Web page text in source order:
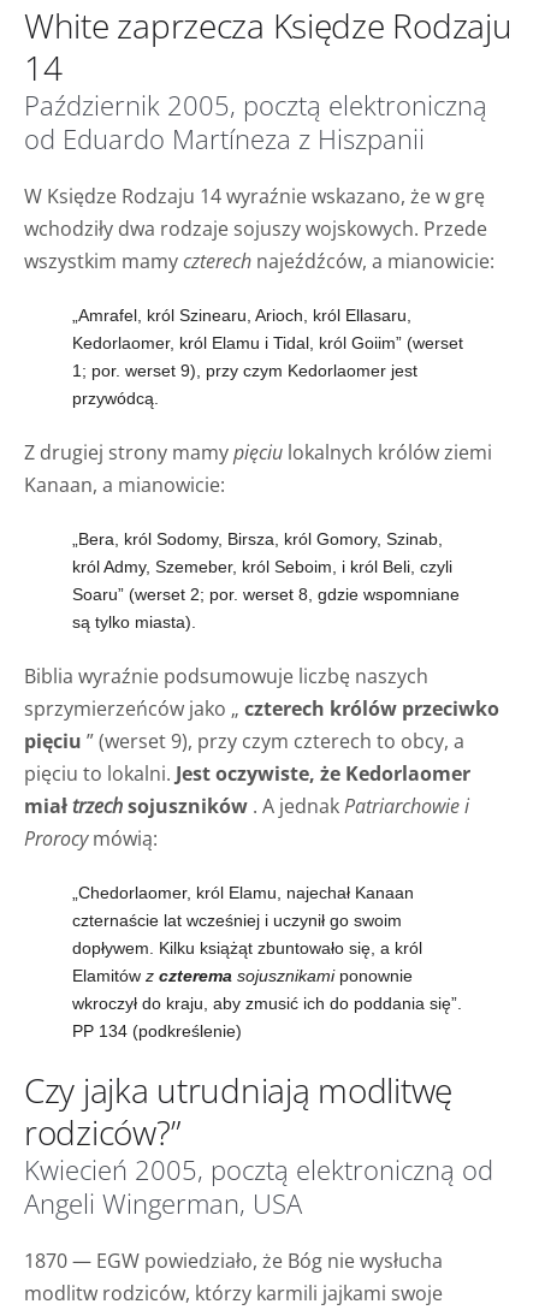
White zaprzecza Księdze Rodzaju
14
Październik 2005, pocztą elektroniczną
od Eduardo Martíneza z Hiszpanii
W Księdze Rodzaju 14 wyraźnie wskazano, że w grę
wchodziły dwa rodzaje sojuszy wojskowych. Przede
wszystkim mamyczterech najeźdźców, a mianowicie:
„Amrafel, król Szinearu, Arioch, król Ellasaru,
Kedorlaomer, król Elamu i Tidal, król Goiim” (werset
1; por. werset 9), przy czym Kedorlaomer jest
przywódcą.
Z drugiej strony mamypięciu lokalnych królów ziemi
Kanaan, a mianowicie:
„Bera, król Sodomy, Birsza, król Gomory, Szinab,
król Admy, Szemeber, król Seboim, i król Beli, czyli
Soaru” (werset 2; por. werset 8, gdzie wspomniane
są tylko miasta).
Biblia wyraźnie podsumowuje liczbę naszych
sprzymierzeńców jako „ czterech królów przeciwko
pięciu ” (werset 9), przy czym czterech to obcy, a
pięciu to lokalni. Jest oczywiste, że Kedorlaomer
miałtrzechsojuszników . A jednakPatriarchowie i
Prorocymówią:
„Chedorlaomer, król Elamu, najechał Kanaan
czternaście lat wcześniej i uczynił go swoim
dopływem. Kilku książąt zbuntowało się, a król
Elamitów z czterema sojusznikamiponownie
wkroczył do kraju, aby zmusić ich do poddania się”.
PP 134 (podkreślenie)
Czy jajka utrudniają modlitwę
rodziców?”
Kwiecień 2005, pocztą elektroniczną od
Angeli Wingerman, USA
1870 — EGW powiedziało, że Bóg nie wysłucha
modlitw rodziców, którzy karmili jajkami swoje